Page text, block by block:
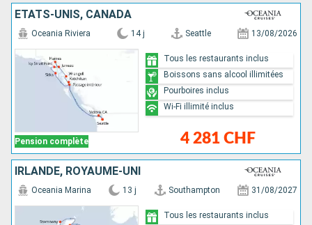
ÉTATS-UNIS, CANADA
Pension complète
Oceania Riviera 14 j Seattle 13/08/2026
4 281 CHF
Tous les restaurants inclus
Boissons sans alcool illimitées
Pourboires inclus
Wi-Fi illimité inclus
IRLANDE, ROYAUME-UNI
Oceania Marina 13 j Southampton 31/08/2027
Tous les restaurants inclus